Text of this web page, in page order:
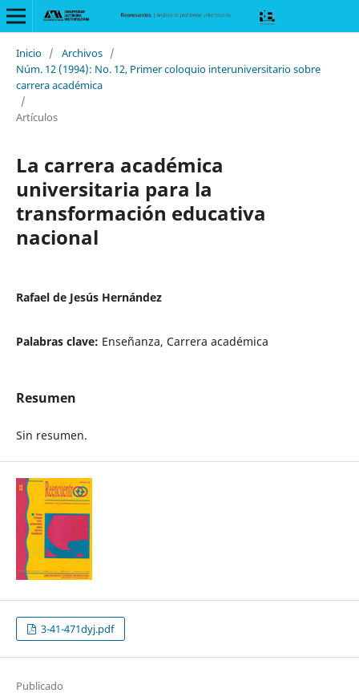
Inicio / Archivos /
Núm. 12 (1994): No. 12, Primer coloquio interuniversitario sobre
carrera académica
/
Artículos
La carrera académica
universitaria para la
transformación educativa
nacional
Rafael de Jesús Hernández
Palabras clave: Enseñanza, Carrera académica
Resumen
Sin resumen.
3-41-471dyj.pdf
Publicado